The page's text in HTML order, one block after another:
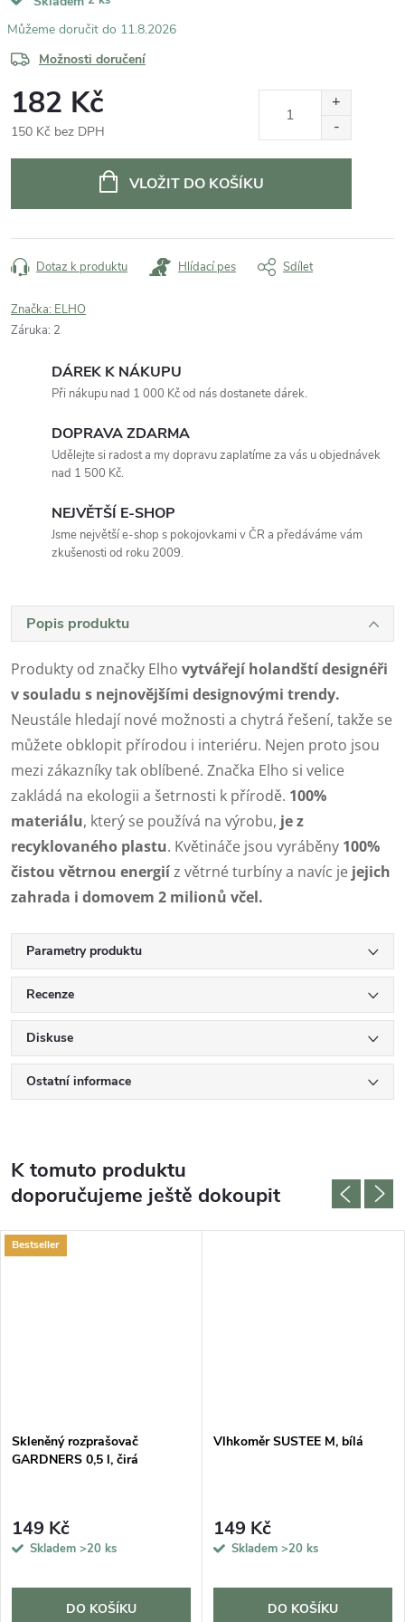
11.8.2026
Možnosti doručení
182 Kč
150 Kč bez DPH
VLOŽIT DO KOŠÍKU
Dotaz k produktu Hlídací pes Sdílet
Značka: ELHO
Záruka: 2
DÁREK K NÁKUPU
Při nákupu nad 1 000 Kč od nás dostanete dárek.
DOPRAVA ZDARMA
Udělejte si radost a my dopravu zaplatíme za vás u objednávek
nad 1 500 Kč.
NEJVĚTŠÍ E-SHOP
Jsme největší e-shop s pokojovkami v ČR a předáváme vám
zkušenosti od roku 2009.
Popis produktu
Produkty od značky Elho vytvářejí holandští designéři
v souladu s nejnovějšími designovými trendy.
Neustále hledají nové možnosti a chytrá řešení, takže se
můžete obklopit přírodou i interiéru. Nejen proto jsou
mezi zákazníky tak oblíbené. Značka Elho si velice
zakládá na ekologii a šetrnosti k přírodě. 100%
materiálu, který se používá na výrobu, je z
recyklovaného plastu. Květináče jsou vyráběny 100%
čistou větrnou energiíz větrné turbíny a navíc je jejich
zahrada i domovem 2 milionů včel.
Parametry produktu
Recenze
Diskuse
Ostatní informace
K tomuto produktu
doporučujeme ještě dokoupit
Bestseller
Skleněný rozprašovač
GARDNERS 0,5 l, čirá
149 Kč
Skladem >20 ks
DO KOŠÍKU
Vlhkoměr SUSTEE M, bílá
149 Kč
Skladem >20 ks
DO KOŠÍKU